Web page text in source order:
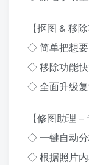
【抠图 & 移
◇ 简单把想要
◇ 移除功能快
◇ 全面升级
【修图助理 –
◇ 一键自动分
◇ 根据照片内